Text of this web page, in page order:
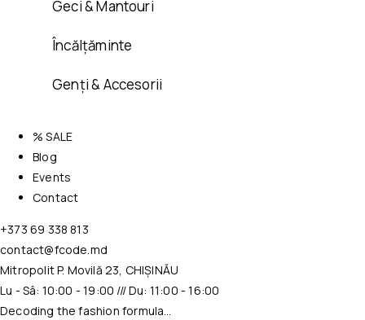
Geci & Mantouri
Încălțăminte
Genți & Accesorii
% SALE
Blog
Events
Contact
+373 69 338 813
contact@fcode.md
Mitropolit P. Movilă 23, CHIȘINĂU
Lu - Sâ: 10:00 - 19:00 /// Du: 11:00 - 16:00
Decoding the fashion formula…